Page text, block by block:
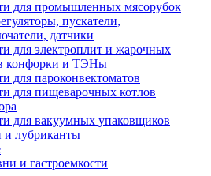
для промышленных мясорубок
пускатели,
датчики
для электроплит и жарочных
конфорки и ТЭНы
для пароконвектоматов
для пищеварочных котлов
для вакуумных упаковщиков
и лубриканты
и гастроемкости